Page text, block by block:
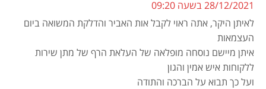
28/12/2021 בשעה 09:20
לאיתן היקר, אתה ראוי לקבל אות האביר והדלקת המשואה ביום
העצמאות
איתן מיישם נוסחה מופלאה של העלאת הרף של מתן שירות
ללקוחות איש אמין והגון
ועל כך תבוא על הברכה והתודה